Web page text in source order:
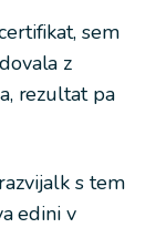
sem
z
rezultat pa
s tem
edini v